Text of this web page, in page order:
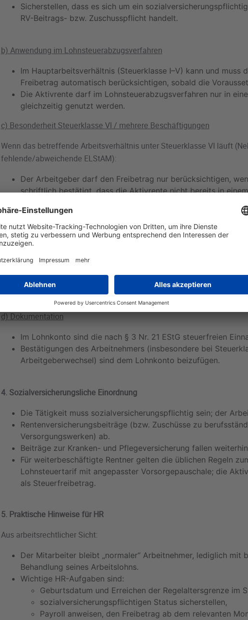
Sicherstellen, dass es sich um ein
RV-Beitrags- bzw. Zuschusspflicht handelt.
b) Anwendung im Lohnsteuerabzugsverfahren
Im Hauptarbeitsverhältnis (Steuerklasse I–V) kann und muss
Freibetrag automatisch berücksichtigen, sobald die
Die Aktivrente darf im Lohnsteuerabzugsverfahren nur in
gleichzeitig genutzt werden.
c) Besonderheit Steuerklasse VI / mehrere Beschäftigungen
Wenn das betreffende Arbeitsverhältnis unter Steuerklasse VI läuft
fehlende/abweichende ELStAM):
Der Arbeitgeber darf den Freibetrag nur berücksichtigen,
schriftlich bestätigt, dass die Aktivrente nicht bereits in
Diese Bestätigung (z. B. per Formular oder E‐Mail) ist zum
Das gilt auch, wenn der Freibetrag insgesamt noch nicht
Bei Arbeitgeberwechsel innerhalb eines Monats ist die Aktivrente nur
(auf 30 Tage hochgerechnet). Nimmt der Arbeitnehmer im laufenden
Beschäftigung auf, erhält er den vollen Freibetrag nur, wenn er
diesem Monat noch keine steuerfreie Aktivrente bezogen wurde;
zeitanteilige Berücksichtigung vorzunehmen.
d) Dokumentation
Im Lohnkonto sind die nach § 3 Nr. 21 EStG steuerfreien
Bestätigungen des Arbeitnehmers (insbesondere bei
Arbeitgeberwechsel) sind dem Lohnkonto beizufügen.
4. Sozialversicherungsliche Einordnung
Die Tätigkeit muss sozialversicherungspflichtig sein; der
Rentenversicherungsbeiträge (bzw. Zuschüsse zu
Versorgungswerken) ab.
Beiträge zur Kranken- und Pflegeversicherung fallen
Für weiterbeschäftigte Rentner gelten die üblichen Regeln
Lohnsteuertarif mit angepasster Vorsorgepauschale; die
als Steuerfreibetrag.
5. Praktische Hinweise für HR
Aus arbeitsrechtlicher Sicht:
Der Mitarbeiter bleibt „normaler“ Arbeitnehmer, lediglich mit
Behandlung seines Arbeitslohns.
Wichtige HR-Aufgaben sind:
Geburtsdatum und Erreichen der Regelaltersgrenze im
sozialversicherungspflichtigen Status sicherstellen,
Payroll anweisen, den Freibetrag ab dem relevanten